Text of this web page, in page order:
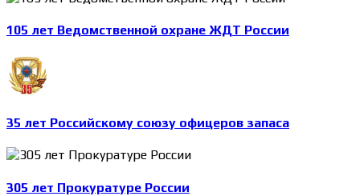
105 лет Ведомственной охране ЖДТ России
35 лет Российскому союзу офицеров запаса
305 лет Прокуратуре России